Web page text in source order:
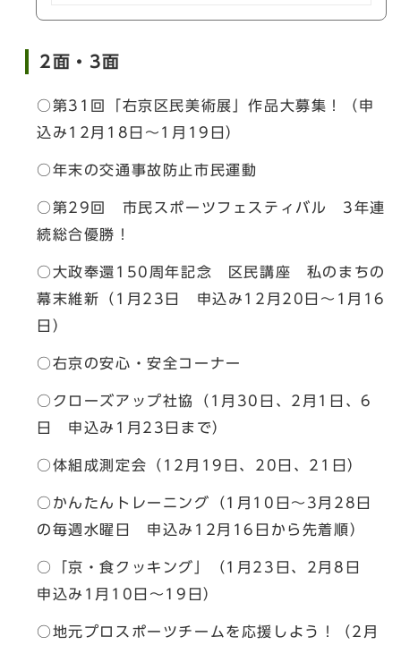
2面・3面
○第31回「右京区民美術展」作品大募集！（申
込み12月18日～1月19日）
○年末の交通事故防止市民運動
○第29回 市民スポーツフェスティバル 3年連
続総合優勝！
○大政奉還150周年記念 区民講座 私のまちの
幕末維新（1月23日 申込み12月20日～1月16
日）
○右京の安心・安全コーナー
○クローズアップ社協（1月30日、2月1日、6
日 申込み1月23日まで）
○体組成測定会（12月19日、20日、21日）
○かんたんトレーニング（1月10日～3月28日
の毎週水曜日 申込み12月16日から先着順）
○「京・食クッキング」（1月23日、2月8日
申込み1月10日～19日）
○地元プロスポーツチームを応援しよう！（2月